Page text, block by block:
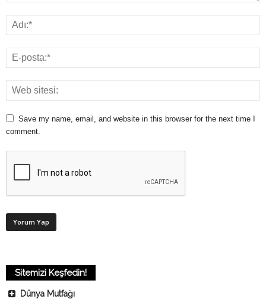
Save my name, email, and website in this browser for the next time I
comment.
Sitemizi Keşfedin!
Dünya Mutfağı